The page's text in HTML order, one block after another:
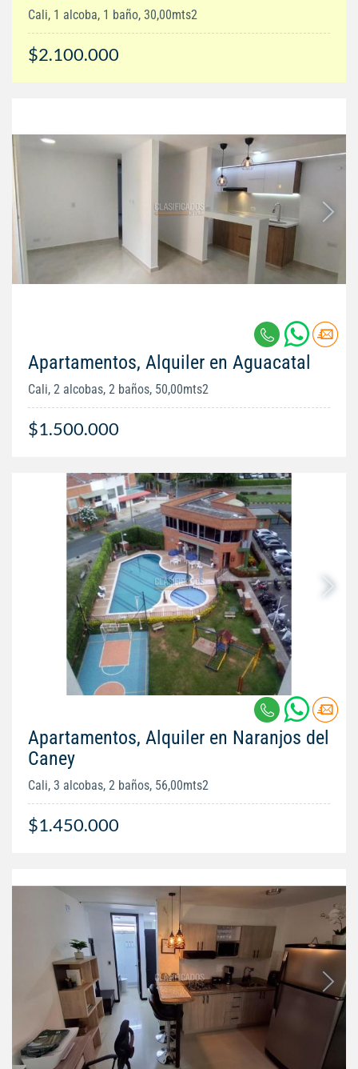
Cali, 1 alcoba, 1 baño, 30,00mts2
$2.100.000
Apartamentos, Alquiler en Aguacatal
Cali, 2 alcobas, 2 baños, 50,00mts2
$1.500.000
Apartamentos, Alquiler en Naranjos del
Caney
Cali, 3 alcobas, 2 baños, 56,00mts2
$1.450.000